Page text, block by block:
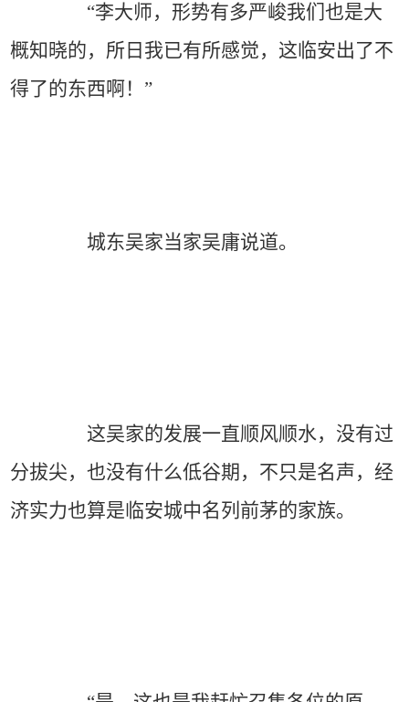
“李大师，形势有多严峻我们也是大
概知晓的，所日我已有所感觉，这临安出了不
得了的东西啊！”
城东吴家当家吴庸说道。
这吴家的发展一直顺风顺水，没有过
分拔尖，也没有什么低谷期，不只是名声，经
济实力也算是临安城中名列前茅的家族。